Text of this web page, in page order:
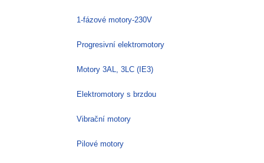
1-fázové motory-230V
Progresivní elektromotory
Motory 3AL, 3LC (IE3)
Elektromotory s brzdou
Vibrační motory
Pilové motory